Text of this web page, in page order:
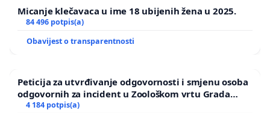
Micanje klečavaca u ime 18 ubijenih žena u 2025.
84 496 potpis(a)
Obavijest o transparentnosti
Peticija za utvrđivanje odgovornosti i smjenu osoba
odgovornih za incident u Zoološkom vrtu Grada
Zagreba
4 184 potpis(a)